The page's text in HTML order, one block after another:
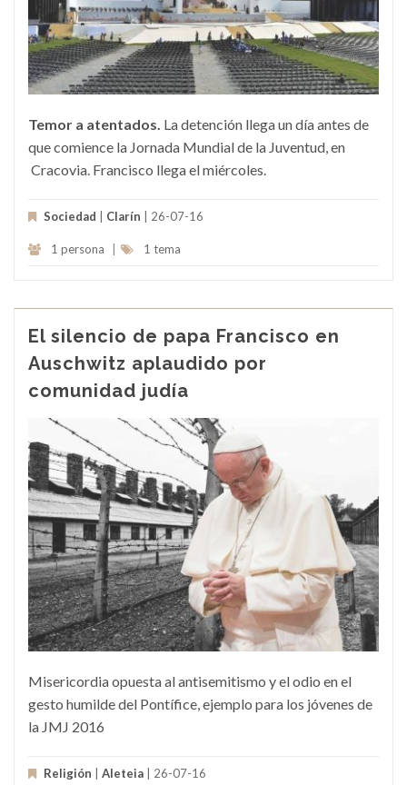
Temor a atentados. La detención llega un día antes de
que comience la Jornada Mundial de la Juventud, en
Cracovia. Francisco llega el miércoles.
Sociedad Clarín | 26-07-16
1 persona 1 tema
El silencio de papa Francisco en
Auschwitz aplaudido por
comunidad judía
Misericordia opuesta al antisemitismo y el odio en el
gesto humilde del Pontífice, ejemplo para los jóvenes de
la JMJ 2016
Religión Aleteia | 26-07-16